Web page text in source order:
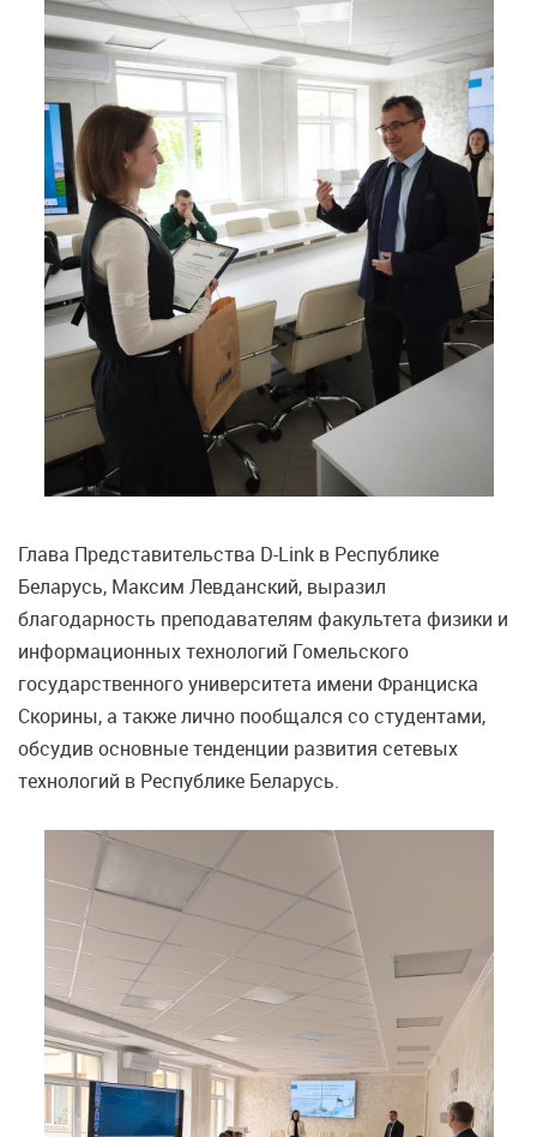
Глава Представительства D-Link в Республике
Беларусь, Максим Левданский, выразил
благодарность преподавателям факультета физики и
информационных технологий Гомельского
государственного университета имени Франциска
Скорины, а также лично пообщался со студентами,
обсудив основные тенденции развития сетевых
технологий в Республике Беларусь.